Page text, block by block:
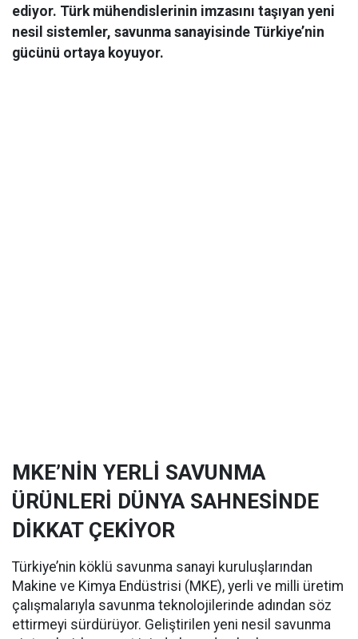
ediyor. Türk mühendislerinin imzasını taşıyan yeni
nesil sistemler, savunma sanayisinde Türkiye’nin
gücünü ortaya koyuyor.
MKE’NİN YERLİ SAVUNMA
ÜRÜNLERİ DÜNYA SAHNESİNDE
DİKKAT ÇEKİYOR
Türkiye’nin köklü savunma sanayi kuruluşlarından
Makine ve Kimya Endüstrisi (MKE), yerli ve milli üretim
çalışmalarıyla savunma teknolojilerinde adından söz
ettirmeyi sürdürüyor. Geliştirilen yeni nesil savunma